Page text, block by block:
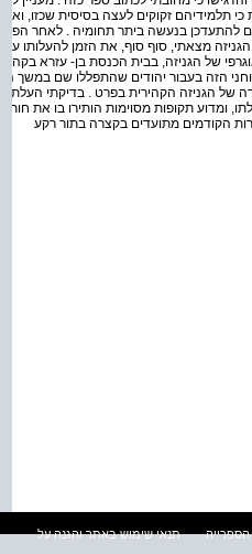
כי תלמידיהם זקוקים לעצה בסיסית שכזו,
להתעדכן בנעשה ביתר תחומיה . לאחר
מצאתי, סוף סוף, את הזמן להעלותו
של הגניזה, בבית הכנסת בן- עזרא
הזה בעבור יהודים שהתפללו שם במשך
של הגניזה הקהירית בפרט . בדיקתי
ומדוע תקופות מסוימות הותירו בו את
הקודמים מתועדים בקצרה בתור רקע
תנאי שימוש באתר והגנה על